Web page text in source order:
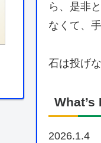
ら、是非
なくて、
石は投げ
What’s
2026.1.4